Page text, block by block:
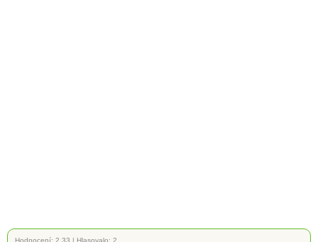
Hodnocení: 2.33 | Hlasovalo: 2